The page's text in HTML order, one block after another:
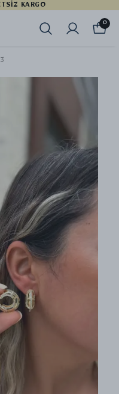
YENI SEZON ÜRÜNLER
0